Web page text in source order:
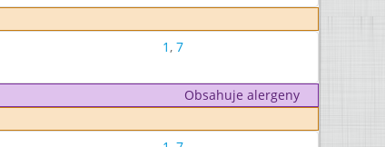
1, 7
Obsahuje alergeny